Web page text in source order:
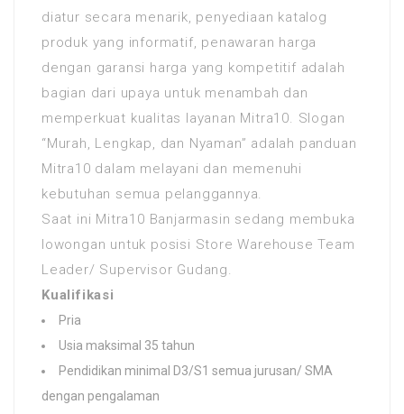
diatur secara menarik, penyediaan katalog
produk yang informatif, penawaran harga
dengan garansi harga yang kompetitif adalah
bagian dari upaya untuk menambah dan
memperkuat kualitas layanan Mitra10. Slogan
“Murah, Lengkap, dan Nyaman” adalah panduan
Mitra10 dalam melayani dan memenuhi
kebutuhan semua pelanggannya.
Saat ini Mitra10 Banjarmasin sedang membuka
lowongan untuk posisi Store Warehouse Team
Leader/ Supervisor Gudang.
Kualifikasi
Pria
Usia maksimal 35 tahun
Pendidikan minimal D3/S1 semua jurusan/ SMA
dengan pengalaman